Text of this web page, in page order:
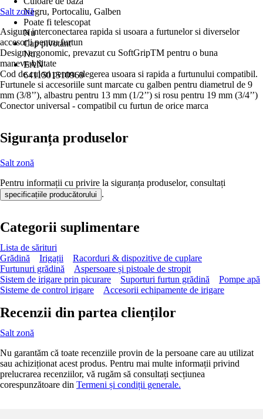
Negru, Portocaliu, Galben
Poate fi telescopat
Nu
Cap pivotant
Nu
EAN
6411501510969
Salt zonă
Asigura interconectarea rapida si usoara a furtunelor si diverselor
accesorii pentru furtun
Design ergonomic, prevazut cu SoftGripTM pentru o buna
manevrabilitate
Cod de culori pentru alegerea usoara si rapida a furtunului compatibil.
Furtunele si accesoriile sunt marcate cu galben pentru diametrul de 9
mm (3/8’’), albastru pentru 13 mm (1/2’’) si rosu pentru 19 mm (3/4’’)
Conector universal - compatibil cu furtun de orice marca
Siguranța produselor
Salt zonă
Pentru informații cu privire la siguranța produselor, consultați
specificațiile producătorului .
Categorii suplimentare
Lista de sărituri
Grădină
Irigații
Racorduri & dispozitive de cuplare
Furtunuri grădină
Aspersoare și pistoale de stropit
Sistem de irigare prin picurare
Suporturi furtun grădină
Pompe apă
Sisteme de control irigare
Accesorii echipamente de irigare
Recenzii din partea clienților
Salt zonă
Nu garantăm că toate recenziile provin de la persoane care au utilizat
sau achiziționat acest produs. Pentru mai multe informații privind
prelucrarea recenziilor, vă rugăm să consultați secțiunea
corespunzătoare din Termeni și condiții generale.